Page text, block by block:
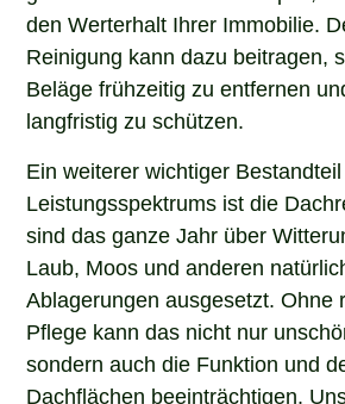
den Werterhalt Ihrer Immobilie.
Reinigung kann dazu beitragen,
Beläge frühzeitig zu entfernen
langfristig zu schützen.
Ein weiterer wichtiger
Leistungsspektrums ist die
sind das ganze Jahr über
Laub, Moos und anderen
Ablagerungen ausgesetzt. Ohne
Pflege kann das nicht nur
sondern auch die Funktion und
Dachflächen beeinträchtigen.